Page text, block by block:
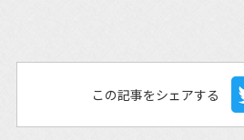
この記事をシェアする